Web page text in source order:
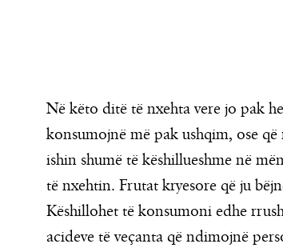
Në këto ditë të nxehta vere jo pak
konsumojnë më pak ushqim, ose
ishin shumë të këshillueshme në
të nxehtin. Frutat kryesore që ju
Këshillohet të konsumoni edhe
acideve të veçanta që ndimojnë